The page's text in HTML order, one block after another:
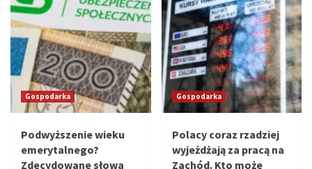
Gospodarka
Podwyższenie wieku
emerytalnego?
Zdecydowane słowa
Gospodarka
Polacy coraz rzadziej
wyjeżdżają za pracą na
Zachód. Kto może